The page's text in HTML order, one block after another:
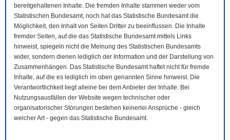
bereitgehaltenen Inhalte. Die fremden Inhalte stammen weder vom
Statistischen Bundesamt, noch hat das Statistische Bundesamt die
Möglichkeit, den Inhalt von Seiten Dritter zu beeinflussen. Die Inhalte
fremder Seiten, auf die das Statistische Bundesamt mittels Links
hinweist, spiegeln nicht die Meinung des Statistischen Bundesamts
wider, sondern dienen lediglich der Information und der Darstellung von
Zusammenhängen. Das Statistische Bundesamt haftet nicht für fremde
Inhalte, auf die es lediglich im oben genannten Sinne hinweist. Die
Verantwortlichkeit liegt alleine bei dem Anbieter der Inhalte. Bei
Nutzungsausfällen der Website wegen technischer oder
organisatorischer Störungen bestehen keinerlei Ansprüche - gleich
welcher Art - gegen das Statistische Bundesamt.